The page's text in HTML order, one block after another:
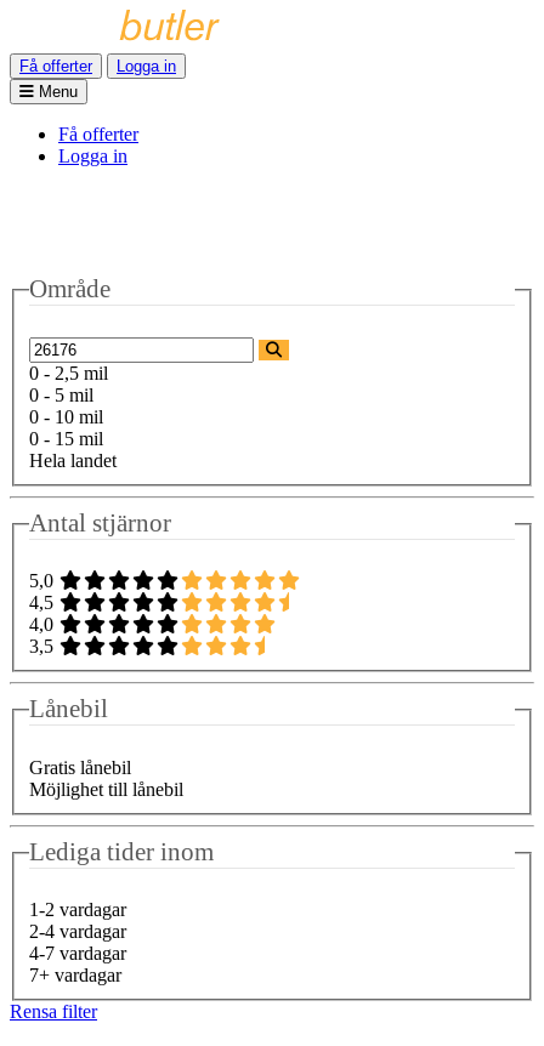
Få offerter
Logga in
Menu
Få offerter
Logga in
Område
0 - 2,5 mil
0 - 5 mil
0 - 10 mil
0 - 15 mil
Hela landet
Antal stjärnor
5,0
4,5
4,0
3,5
Lånebil
Gratis lånebil
Möjlighet till lånebil
Lediga tider inom
1-2 vardagar
2-4 vardagar
4-7 vardagar
7+ vardagar
Rensa filter